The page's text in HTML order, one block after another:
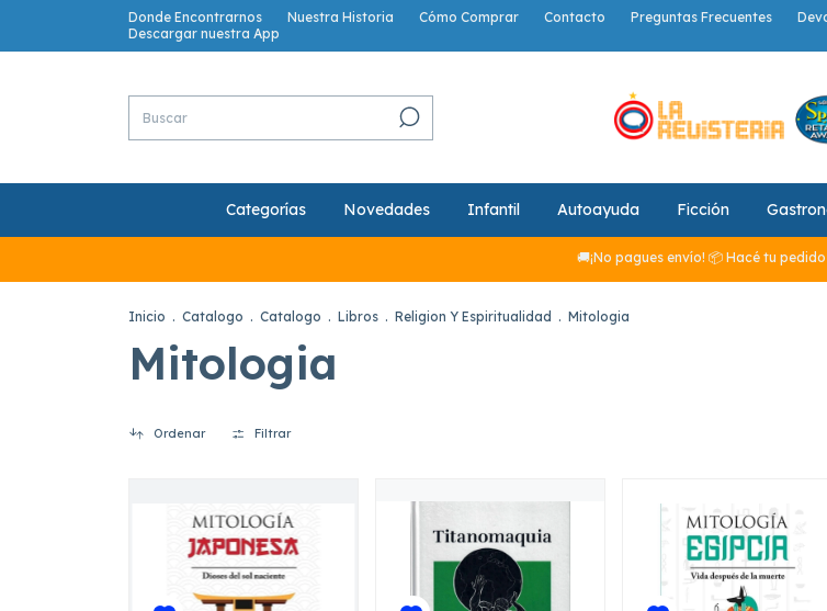
Donde Encontrarnos Nuestra Historia Cómo Comprar Contacto Preguntas Frecuentes
Descargar nuestra App
Categorías Novedades Infantil Autoayuda Ficción
🚚¡No pagues envío! 📦 Hacé tu pedido hoy y, si
Inicio . Catalogo . Catalogo . Libros . Religion Y Espiritualidad . Mitologia
Mitologia
Ordenar Filtrar